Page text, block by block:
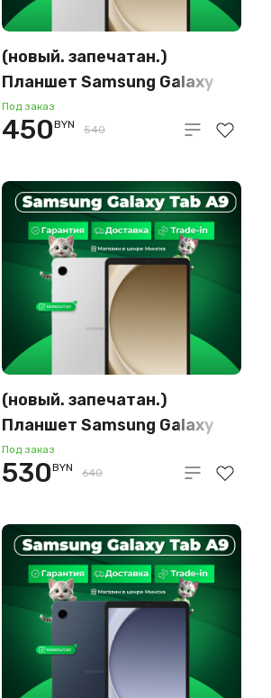
(новый. запечатан.)
Планшет Samsung Galaxy
Tab A9 Wi-Fi SM-X110
4GB/64GB (серебристый)
Под заказ
450BYN 540
(новый. запечатан.)
Планшет Samsung Galaxy
Tab A9 LTE SM-X115
8GB/128GB (серебристый)
Под заказ
530BYN 640